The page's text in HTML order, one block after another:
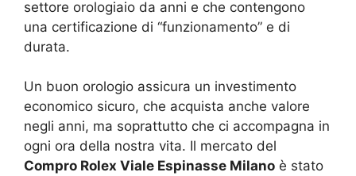
settore orologiaio da anni e che contengono
una certificazione di “funzionamento” e di
durata.
Un buon orologio assicura un investimento
economico sicuro, che acquista anche valore
negli anni, ma soprattutto che ci accompagna in
ogni ora della nostra vita. Il mercato del
Compro Rolex Viale Espinasse Milano è stato